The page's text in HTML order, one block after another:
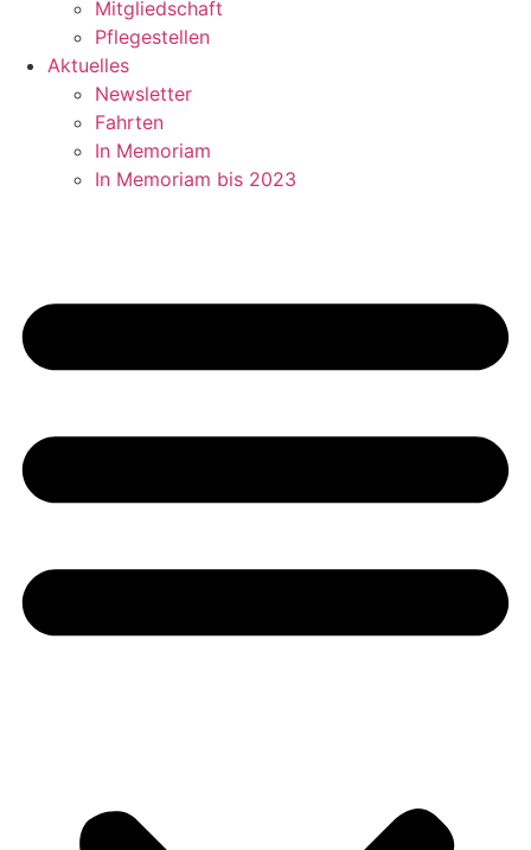
Mitgliedschaft
Pflegestellen
Aktuelles
Newsletter
Fahrten
In Memoriam
In Memoriam bis 2023